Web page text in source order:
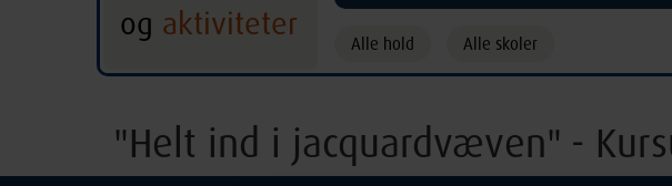
og aktiviteter
Alle hold Alle skoler
"Helt ind i jacquardvæven" -